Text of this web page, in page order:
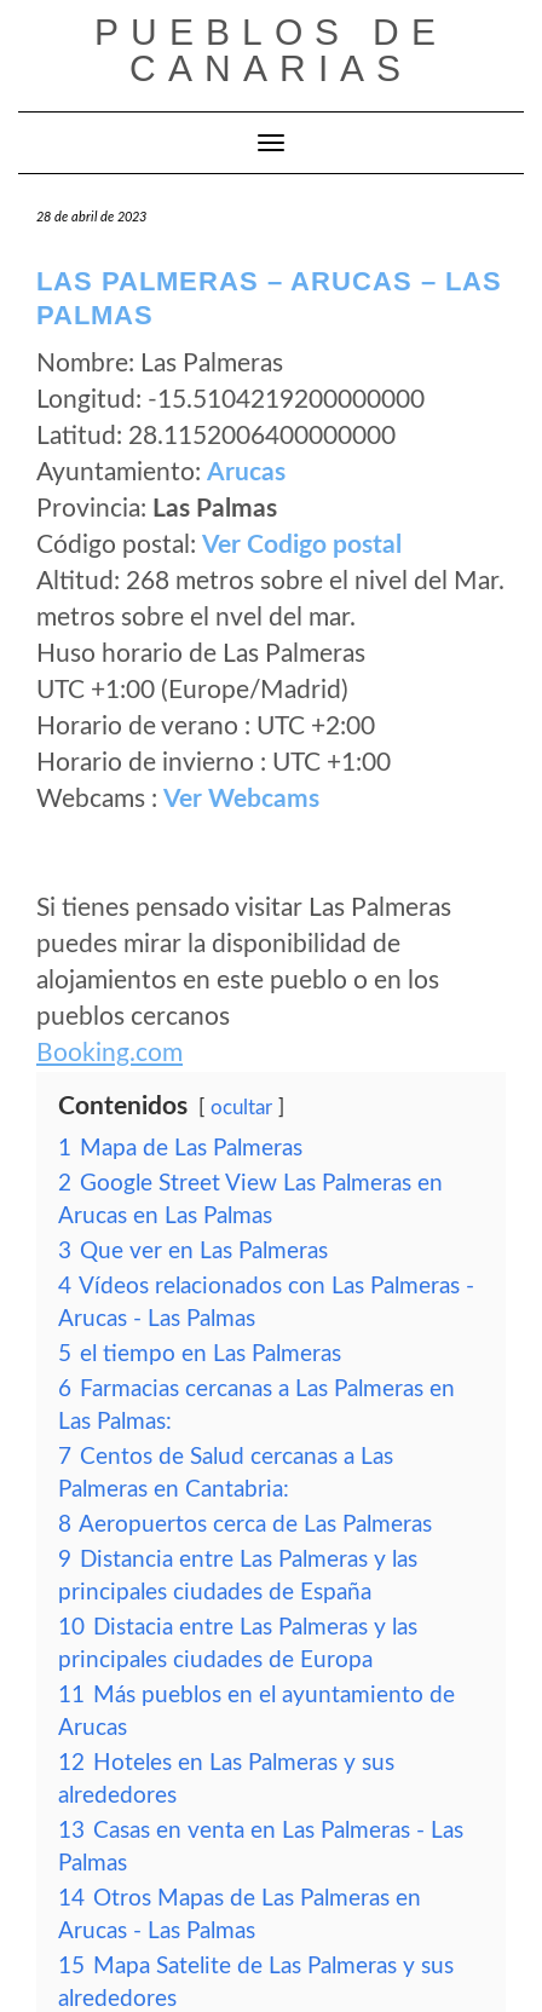
PUEBLOS DE
CANARIAS
Cambiar modo de navegación
28 de abril de 2023
LAS PALMERAS – ARUCAS – LAS
PALMAS
Nombre: Las Palmeras
Longitud: -15.5104219200000000
Latitud: 28.1152006400000000
Ayuntamiento: Arucas
Provincia: Las Palmas
Código postal: Ver Codigo postal
Altitud: 268 metros sobre el nivel del Mar.
metros sobre el nvel del mar.
Huso horario de Las Palmeras
UTC +1:00 (Europe/Madrid)
Horario de verano : UTC +2:00
Horario de invierno : UTC +1:00
Webcams : Ver Webcams
Si tienes pensado visitar Las Palmeras
puedes mirar la disponibilidad de
alojamientos en este pueblo o en los
pueblos cercanos
Booking.com
Contenidos ocultar
1 Mapa de Las Palmeras
2 Google Street View Las Palmeras en
Arucas en Las Palmas
3 Que ver en Las Palmeras
4 Vídeos relacionados con Las Palmeras -
Arucas - Las Palmas
5 el tiempo en Las Palmeras
6 Farmacias cercanas a Las Palmeras en
Las Palmas:
7 Centos de Salud cercanas a Las
Palmeras en Cantabria:
8 Aeropuertos cerca de Las Palmeras
9 Distancia entre Las Palmeras y las
principales ciudades de España
10 Distacia entre Las Palmeras y las
principales ciudades de Europa
11 Más pueblos en el ayuntamiento de
Arucas
12 Hoteles en Las Palmeras y sus
alrededores
13 Casas en venta en Las Palmeras - Las
Palmas
14 Otros Mapas de Las Palmeras en
Arucas - Las Palmas
15 Mapa Satelite de Las Palmeras y sus
alrededores